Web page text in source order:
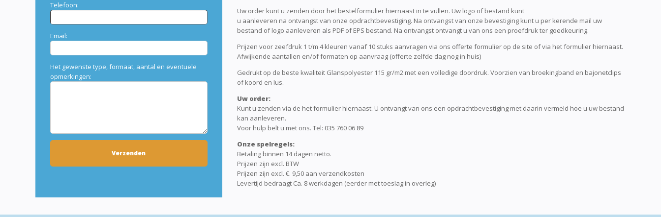
Telefoon:
Email:
Het gewenste type, formaat, aantal en eventuele
opmerkingen:
Uw order kunt u zenden door het bestelformulier hiernaast in te vullen. Uw logo of bestand kunt
u aanleveren na ontvangst van onze opdrachtbevestiging. Na ontvangst van onze bevestiging kunt u per kerende mail uw
bestand of logo aanleveren als PDF of EPS bestand. Na ontvangst ontvangt u van ons een proefdruk ter goedkeuring.
Prijzen voor zeefdruk 1 t/m 4 kleuren vanaf 10 stuks aanvragen via ons offerte formulier op de site of via het formulier hiernaast.
Afwijkende aantallen en/of formaten op aanvraag (offerte zelfde dag nog in huis)
Gedrukt op de beste kwaliteit Glanspolyester 115 gr/m2 met een volledige doordruk. Voorzien van broekingband en bajonetclips
of koord en lus.
Uw order:
Kunt u zenden via de het formulier hiernaast. U ontvangt van ons een opdrachtbevestiging met daarin vermeld hoe u uw bestand
kan aanleveren.
Voor hulp belt u met ons. Tel: 035 760 06 89
Onze spelregels:
Betaling binnen 14 dagen netto.
Prijzen zijn excl. BTW
Prijzen zijn excl. €. 9,50 aan verzendkosten
Levertijd bedraagt Ca. 8 werkdagen (eerder met toeslag in overleg)